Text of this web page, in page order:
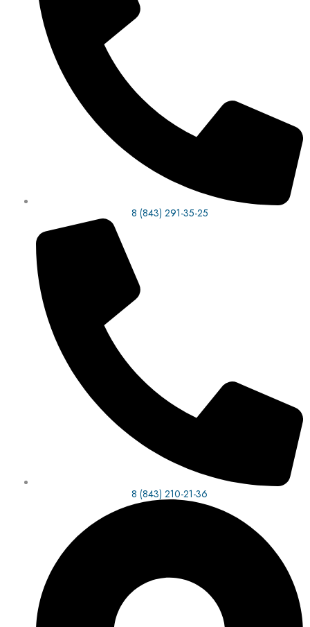
8 (843) 291-35-25
8 (843) 210-21-36